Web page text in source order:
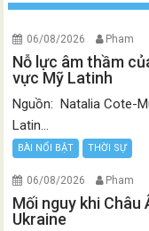
06/08/2026 Pham
Nỗ lực âm thầm
vực Mỹ Latinh
Nguồn: Natalia Cote-
Latin...
BÀI NỔI BẬT THỜI SỰ
06/08/2026 Pham
Mối nguy khi
Ukraine